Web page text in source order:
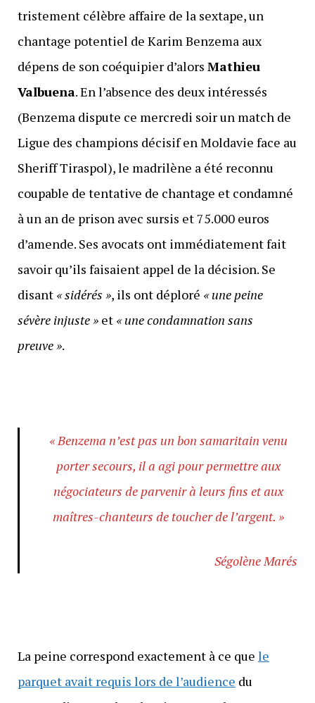
tristement célèbre affaire de la sextape, un
chantage potentiel de Karim Benzema aux
dépens de son coéquipier d’alors Mathieu
Valbuena. En l’absence des deux intéressés
(Benzema dispute ce mercredi soir un match de
Ligue des champions décisif en Moldavie face au
Sheriff Tiraspol), le madrilène a été reconnu
coupable de tentative de chantage et condamné
à un an de prison avec sursis et 75.000 euros
d’amende. Ses avocats ont immédiatement fait
savoir qu’ils faisaient appel de la décision. Se
disant « sidérés », ils ont déploré « une peine
sévère injuste »et « une condamnation sans
preuve ».
« Benzema n’est pas un bon samaritain venu
porter secours, il a agi pour permettre aux
négociateurs de parvenir à leurs fins et aux
maîtres-chanteurs de toucher de l’argent. »
Ségolène Marés
La peine correspond exactement à ce que le
parquet avait requis lors de l’audience du